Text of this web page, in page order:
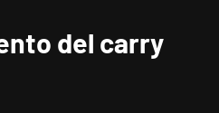
del carry